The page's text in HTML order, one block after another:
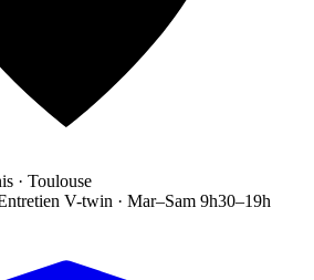
· Toulouse
V-twin · Mar–Sam 9h30–19h